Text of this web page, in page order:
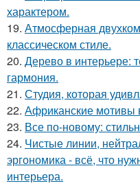
характером.
19. Атмосферная
классическом стиле.
20. Дерево в интерьере:
гармония.
21. Студия, которая
22. Африканские мотивы
23. Все по-новому:
24. Чистые линии,
эргономика - всё, что
интерьера.